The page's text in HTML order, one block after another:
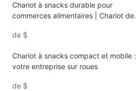
Chariot à snacks durable pour
commerces alimentaires | Chariot de
de $
Chariot à snacks compact et mobile :
votre entreprise sur roues
de $